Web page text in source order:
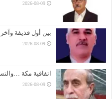
2026-08-09
بين أول قذيفة
2026-08-09
اتفاقية مكة
2026-08-09